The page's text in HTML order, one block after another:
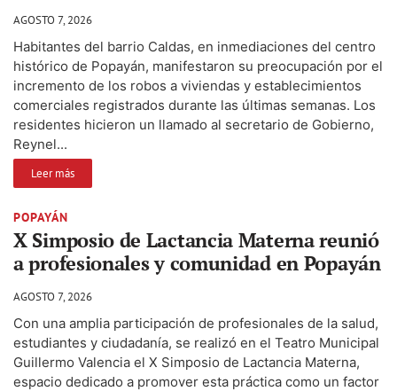
AGOSTO 7, 2026
Habitantes del barrio Caldas, en inmediaciones del centro
histórico de Popayán, manifestaron su preocupación por el
incremento de los robos a viviendas y establecimientos
comerciales registrados durante las últimas semanas. Los
residentes hicieron un llamado al secretario de Gobierno,
Reynel...
Leer más
POPAYÁN
X Simposio de Lactancia Materna reunió
a profesionales y comunidad en Popayán
AGOSTO 7, 2026
Con una amplia participación de profesionales de la salud,
estudiantes y ciudadanía, se realizó en el Teatro Municipal
Guillermo Valencia el X Simposio de Lactancia Materna,
espacio dedicado a promover esta práctica como un factor